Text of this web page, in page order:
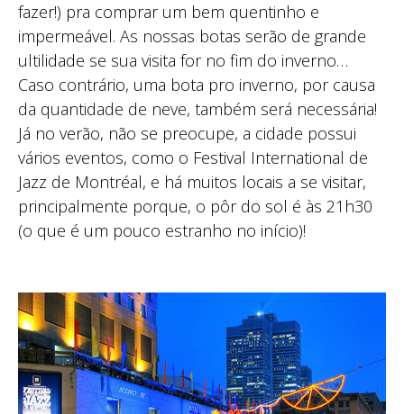
fazer!) pra comprar um bem quentinho e
impermeável. As nossas botas serão de grande
ultilidade se sua visita for no fim do inverno…
Caso contrário, uma bota pro inverno, por causa
da quantidade de neve, também será necessária!
Já no verão, não se preocupe, a cidade possui
vários eventos, como o Festival International de
Jazz de Montréal, e há muitos locais a se visitar,
principalmente porque, o pôr do sol é às 21h30
(o que é um pouco estranho no início)!